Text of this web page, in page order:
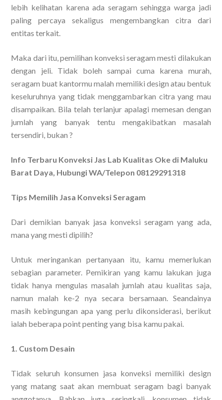
lebih kelihatan karena ada seragam sehingga warga jadi
paling percaya sekaligus mengembangkan citra dari
entitas terkait.
Maka dari itu, pemilihan konveksi seragam mesti dilakukan
dengan jeli. Tidak boleh sampai cuma karena murah,
seragam buat kantormu malah memiliki design atau bentuk
keseluruhnya yang tidak menggambarkan citra yang mau
disampaikan. Bila telah terlanjur apalagi memesan dengan
jumlah yang banyak tentu mengakibatkan masalah
tersendiri, bukan ?
Info Terbaru Konveksi Jas Lab Kualitas Oke di Maluku
Barat Daya, Hubungi WA/Telepon 08129291318
Tips Memilih Jasa Konveksi Seragam
Dari demikian banyak jasa konveksi seragam yang ada,
mana yang mesti dipilih?
Untuk meringankan pertanyaan itu, kamu memerlukan
sebagian parameter. Pemikiran yang kamu lakukan juga
tidak hanya mengulas masalah jumlah atau kualitas saja,
namun malah ke-2 nya secara bersamaan. Seandainya
masih kebingungan apa yang perlu dikonsiderasi, berikut
ialah beberapa point penting yang bisa kamu pakai.
1. Custom Desain
Tidak seluruh konsumen jasa konveksi memiliki design
yang matang saat akan membuat seragam bagi banyak